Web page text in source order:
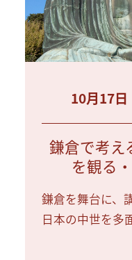
10月17日
鎌倉で考え
を観る
鎌倉を舞台に、
日本の中世を多